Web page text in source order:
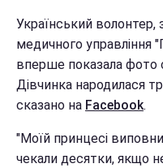
Український волонтер,
медичного управління
вперше показала фото
Дівчинка народилася
сказано на Facebook.
"Моїй принцесі
чекали десятки, якщо